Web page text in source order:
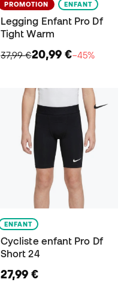
PROMOTION ENFANT
Legging Enfant Pro Df
Tight Warm
37,99 €20,99 €−45%
ENFANT
Cycliste enfant Pro Df
Short 24
27,99 €